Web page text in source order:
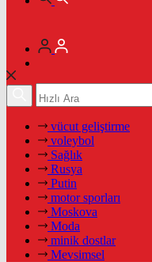
vücut geliştirme
voleybol
Sağlık
Rusya
Putin
motor sporları
Moskova
Moda
minik dostlar
Mevsimsel